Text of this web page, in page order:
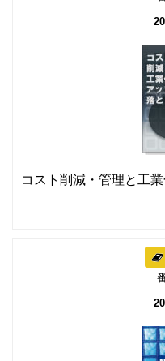
コスト削減・管理と工